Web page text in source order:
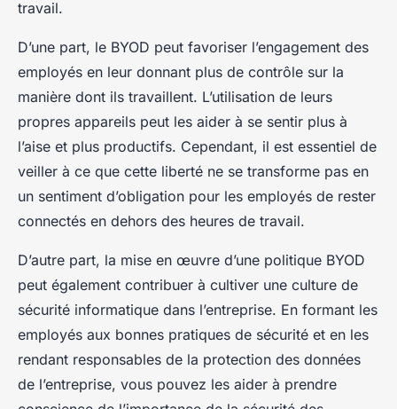
travail.
D’une part, le BYOD peut favoriser l’engagement des
employés en leur donnant plus de contrôle sur la
manière dont ils travaillent. L’utilisation de leurs
propres appareils peut les aider à se sentir plus à
l’aise et plus productifs. Cependant, il est essentiel de
veiller à ce que cette liberté ne se transforme pas en
un sentiment d’obligation pour les employés de rester
connectés en dehors des heures de travail.
D’autre part, la mise en œuvre d’une politique BYOD
peut également contribuer à cultiver une culture de
sécurité informatique dans l’entreprise. En formant les
employés aux bonnes pratiques de sécurité et en les
rendant responsables de la protection des données
de l’entreprise, vous pouvez les aider à prendre